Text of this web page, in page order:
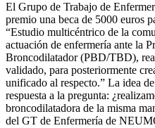
El Grupo de Trabajo de
premio una beca de 5000 euros
“Estudio multicéntrico de la
actuación de enfermería ante la
Broncodilatador (PBD/TBD),
validado, para posteriormente
unificado al respecto.” La idea
respuesta a la pregunta:
broncodilatadora de la misma
del GT de Enfermería de